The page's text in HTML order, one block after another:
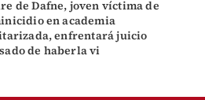
de Dafne, joven víctima de
en academia
enfrentará juicio
de haberla vi